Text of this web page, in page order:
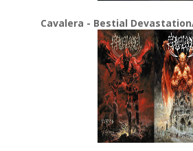
Cavalera - Bestial